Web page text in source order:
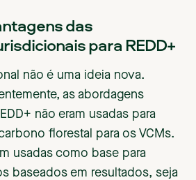
das
para REDD+
não é uma ideia nova.
as abordagens
não eram usadas para
florestal para os VCMs.
usadas como base para
baseados em resultados, seja